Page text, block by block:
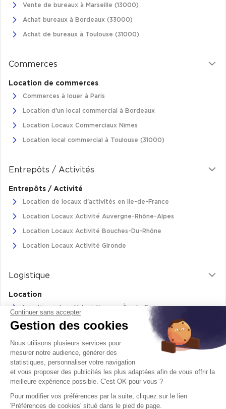
Vente de bureaux à Marseille (13000)
Achat bureaux à Bordeaux (33000)
Achat de bureaux à Toulouse (31000)
Commerces
Location de commerces
Commerces à louer à Paris
Location d'un local commercial à Bordeaux
Location Locaux Commerciaux Nîmes
Location local commercial à Toulouse (31000)
Entrepôts / Activités
Entrepôts / Activité
Location de locaux d'activités en Ile-de-France
Location Locaux Activité Auvergne-Rhône-Alpes
Location Locaux Activité Bouches-Du-Rhône
Location Locaux Activité Gironde
Logistique
Location
Location entrepôt logistique en Île-de-France
Location entrepôt logistique Pas-de-Calais
Location de bâtiments logistiques en Auvergne-Rhône-Alpes
Location Logistique Bouches-Du-Rhône
facebooktwitter instagramyoutube
Continuer sans accepter
Gestion des cookies
Nous utilisons plusieurs services pour
mesurer notre audience, générer des
statistiques, personnaliser votre navigation
et vous proposer des publicités les plus adaptées afin de vous offrir la
meilleure expérience possible. C'est OK pour vous ?
Pour modifier vos préférences par la suite, cliquez sur le lien
'Préférences de cookies' situé dans le pied de page.